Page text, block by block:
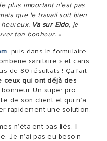
plus important n'est pas
que le travail soit bien
Va sur Eldo, je
ton bonheur. »
, puis dans le formulaire
sanitaire » et dans
de 80 résultats ! Ça fait
ceux qui ont déjà des
Un super pro,
de son client et qui n’a
rapidement une solution.
n’étaient pas liés. Il
Je n’ai pas eu besoin